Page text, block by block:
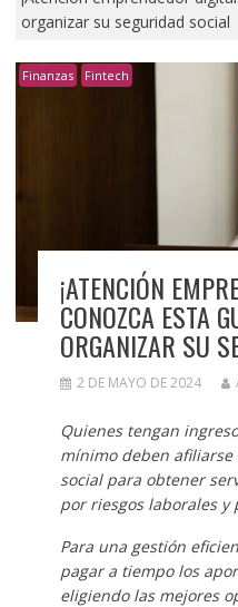
organizar su seguridad social
Finanzas Fintech
¡ATENCIÓN
CONOZCA ESTA
ORGANIZAR SU
2 DE MAYO DE 2024
Quienes tengan
mínimo deben
social para obtener
por riesgos laborales y
Para una gestión
pagar a tiempo los
eligiendo las mejores